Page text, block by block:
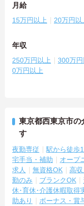
月給
15万円以上 20万円以
年収
250万円以上 300万円
0万円以上
東京都西東京市の
す
夜勤専従 駅から徒歩
宅手当・補助
オープ
求人
無資格OK 高収
勤のみ
ブランクOK
休･育休･介護休暇取得
助あり
ボーナス・賞